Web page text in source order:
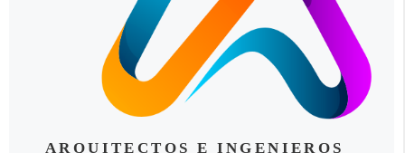
ARQUITECTOS E INGENIEROS